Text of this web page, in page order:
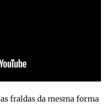
fraldas da mesma forma